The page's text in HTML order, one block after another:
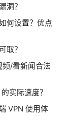
洞？
何设置？优点
取？
频/看新闻合法
实际速度？
VPN 使用体